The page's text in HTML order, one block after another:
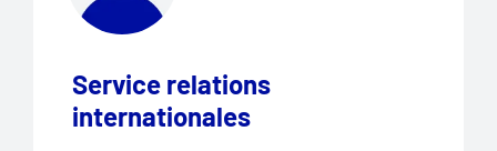
Service relations
internationales